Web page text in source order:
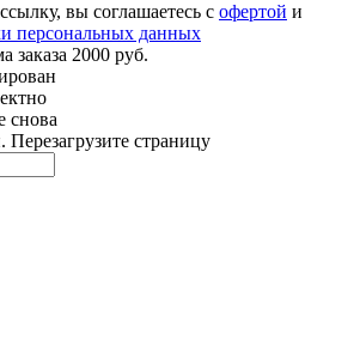
вы соглашаетесь с офертой и
персональных данных
заказа 2000 руб.
снова
страницу